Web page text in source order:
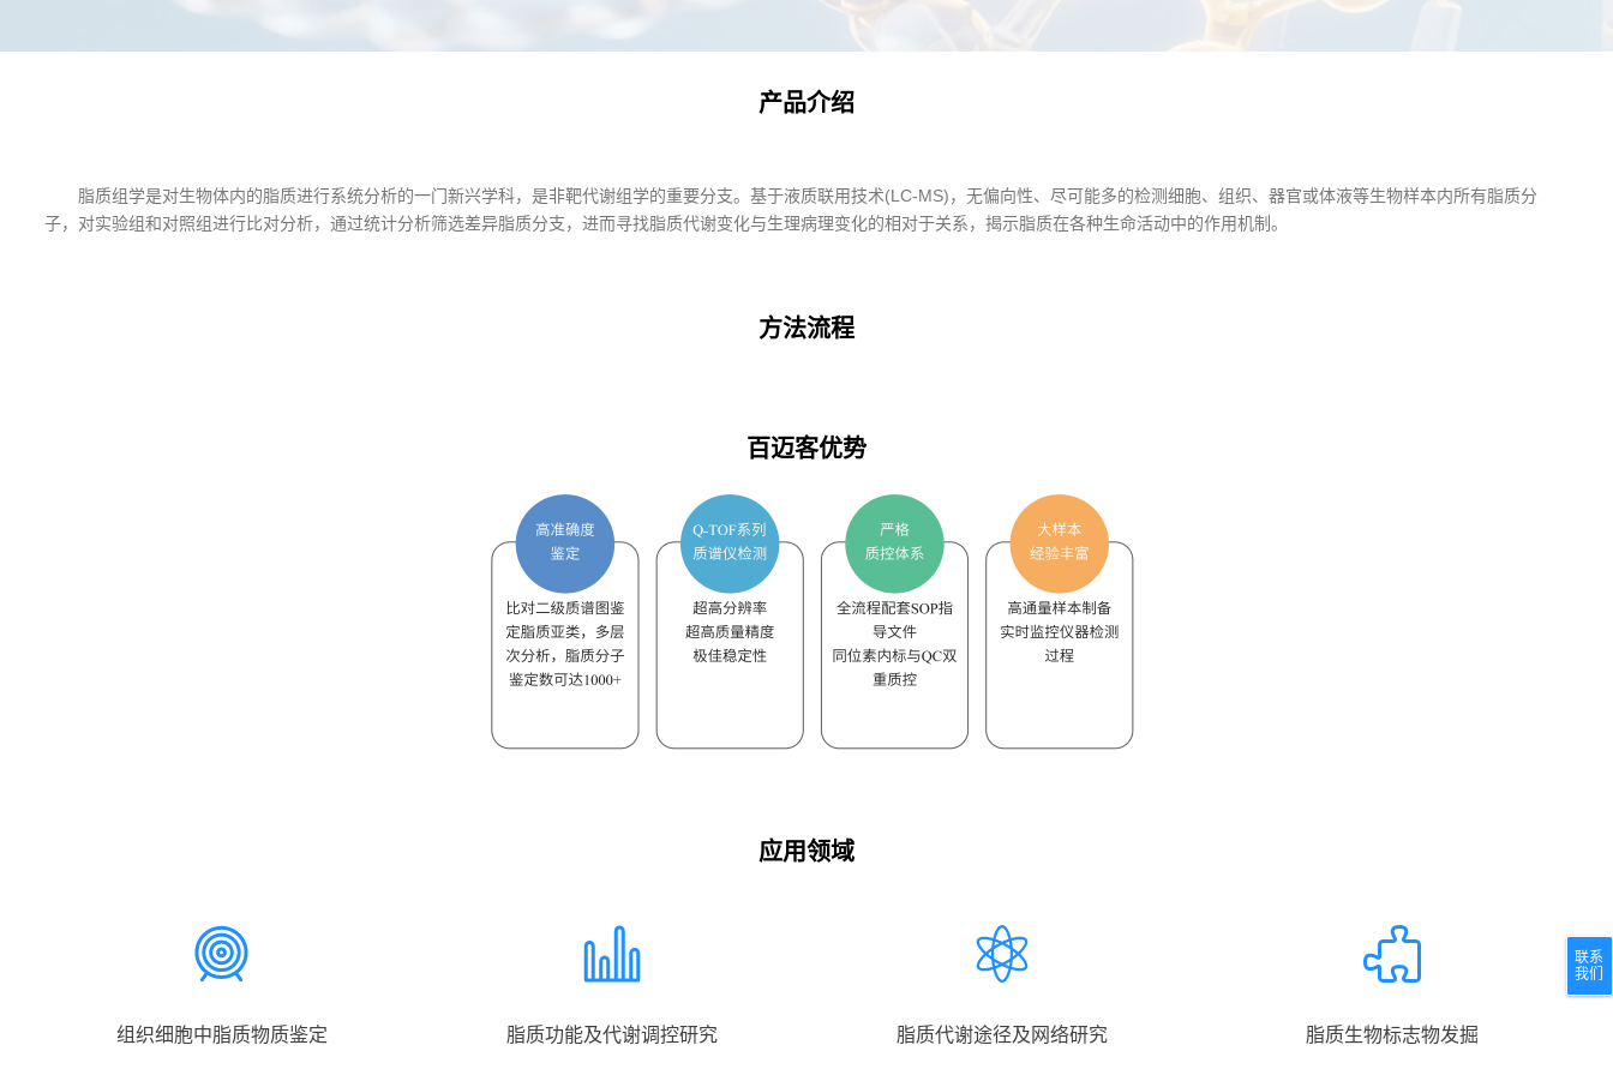
产品介绍
脂质组学是对生物体内的脂质进行系统分析的一门新兴学科，是非靶代谢组学的重要分支。基于液质联用技术(LC-MS)，无偏向性、尽可能多的检测细胞、组织、器官或体液等生物样本内所有脂质分
子，对实验组和对照组进行比对分析，通过统计分析筛选差异脂质分支，进而寻找脂质代谢变化与生理病理变化的相对于关系，揭示脂质在各种生命活动中的作用机制。
方法流程
百迈客优势
应用领域
组织细胞中脂质物质鉴定 脂质功能及代谢调控研究 脂质代谢途径及⽹络研究 脂质⽣物标志物发掘
联系
我们